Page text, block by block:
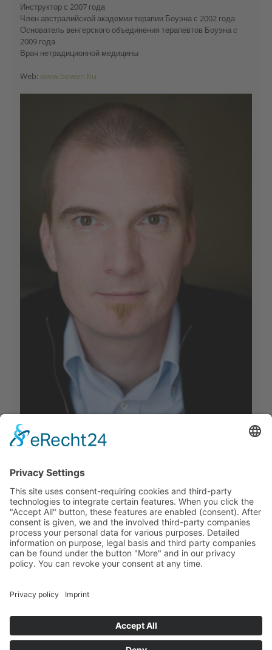
Инструктор с 2007 года
Член австралийской академии терапии Боуэна с 2002 года
Основатель венгерского объединения терапевтов Боуэна с
2009 года
Врач нетрадиционной медицины
Web: www.bowen.hu
Виктория Mиссаль
Преподаватель йоги
Дополнительные квалификации: диетология, гомеопатия
Координатор и контактное лицо для жителей России и других
государств (владеет русским языком)
Телефон: 0049 179 944 55 49
Эл. почта:info[at]yogasanas.eu